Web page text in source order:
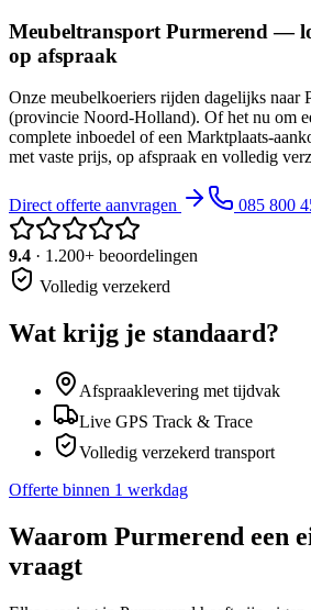
Meubeltransport Purmerend —
op afspraak
Onze meubelkoeriers rijden dagelijks naar
(provincie Noord-Holland). Of het nu om
complete inboedel of een Marktplaats-
met vaste prijs, op afspraak en volledig
Direct offerte aanvragen 085 800
9.4 · 1.200+ beoordelingen
Volledig verzekerd
Wat krijg je standaard?
Afspraaklevering met tijdvak
Live GPS Track & Trace
Volledig verzekerd transport
Offerte binnen 1 werkdag
Waarom Purmerend een
vraagt